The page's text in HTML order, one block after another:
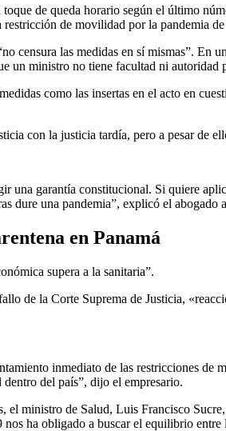
de queda horario según el último
de movilidad por la pandemia
censura las medidas en sí mismas”. En
un ministro no tiene facultad ni autoridad
como las insertas en el acto en
con la justicia tardía, pero a pesar de
una garantía constitucional. Si quiere
dure una pandemia”, explicó el abogado
en Panamá
supera a la sanitaria”.
de la Corte Suprema de Justicia,
inmediato de las restricciones de
del país”, dijo el empresario.
el ministro de Salud, Luis Francisco
ha obligado a buscar el equilibrio